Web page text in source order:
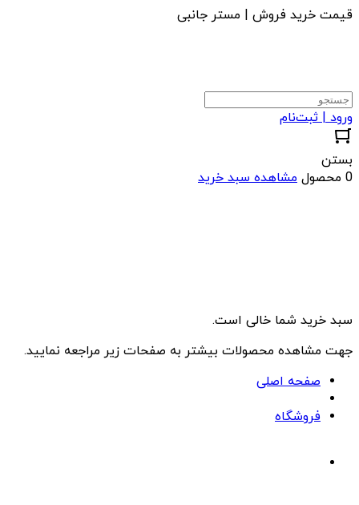
قیمت خرید فروش | مستر جانبی
ورود | ثبت‌نام
بستن
0 محصول
مشاهده سبد خرید
سبد خرید شما خالی است.
جهت مشاهده محصولات بیشتر به صفحات زیر مراجعه نمایید.
صفحه اصلی
فروشگاه